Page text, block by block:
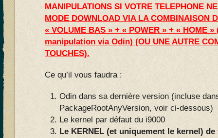
MANIPULATIONS SI VOTRE TELEPHONE
MODE DOWNLOAD VIA LA COMBINAISON
« VOLUME BAS » + « POWER » + « HOME
manipulation via Odin) (OU UNE AUTRE
TOUCHES).
Ce qu’il vous faudra :
Odin dans sa dernière version (incluse
PackageRootAnyVersion, voir ci-dessous)
Le kernel par défaut du i9000
Le KERNEL (et uniquement le kernel) de